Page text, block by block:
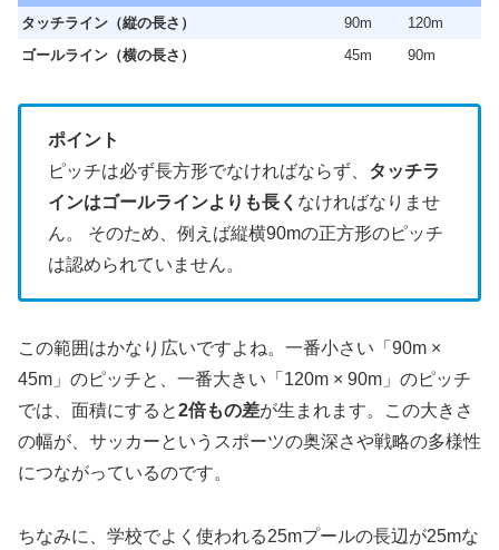
タッチライン（縦の長さ）
90m
120m
ゴールライン（横の長さ）
45m 90m
ポイント
ピッチは必ず長方形でなければならず、 タッチラ
インはゴールラインよりも長く なければなりませ
ん。 そのため、例えば縦横90mの正方形のピッチ
は認められていません。
この範囲はかなり広いですよね。一番小さい「90m ×
45m」のピッチと、一番大きい「120m × 90m」のピッチ
では、面積にすると2倍もの差が生まれます。この大きさ
の幅が、サッカーというスポーツの奥深さや戦略の多様性
につながっているのです。
ちなみに、学校でよく使われる25mプールの長辺が25mな